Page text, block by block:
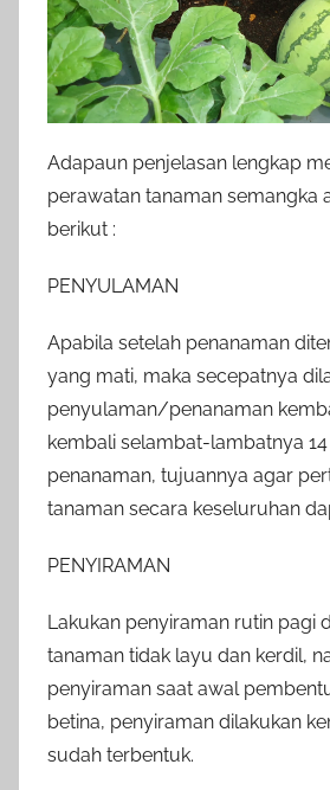
Adapaun penjelasan lengkap
perawatan tanaman semangka
berikut :
PENYULAMAN
Apabila setelah penanaman
yang mati, maka secepatnya
penyulaman/penanaman
kembali selambat-lambatnya
penanaman, tujuannya agar
tanaman secara keseluruhan
PENYIRAMAN
Lakukan penyiraman rutin pagi
tanaman tidak layu dan kerdil,
penyiraman saat awal
betina, penyiraman dilakukan
sudah terbentuk.